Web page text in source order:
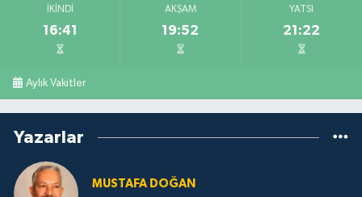
İKINDI
16:41
AKŞAM
19:52
YATSI
21:22
Aylık Vakitler
Yazarlar
MUSTAFA DOĞAN